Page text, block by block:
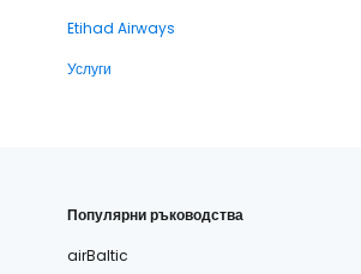
Etihad Airways
Услуги
Популярни ръководства
airBaltic